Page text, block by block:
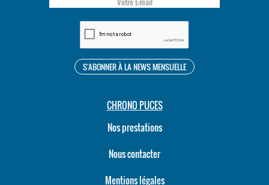
CHRONO PUCES
Nos prestations
Nous contacter
Mentions légales